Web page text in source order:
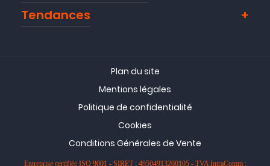
Tendances
Plan du site
Mentions légales
Politique de confidentialité
Cookies
Conditions Générales de Vente
Entreprise certifiée ISO 9001 - SIRET : 49504913200105 - TVA IntraComm :